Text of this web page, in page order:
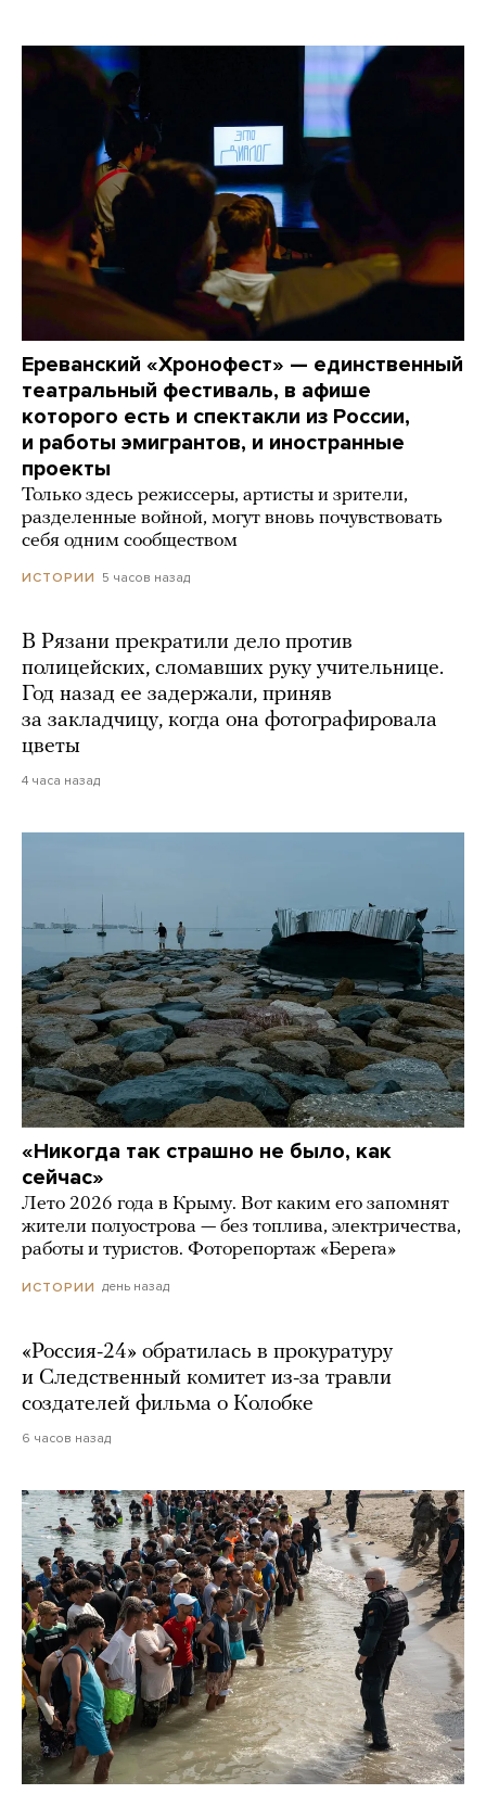
Ереванский «Хронофест» — единственный
театральный фестиваль, в афише
которого есть и спектакли из России,
и работы эмигрантов, и иностранные
проекты
Только здесь режиссеры, артисты и зрители,
разделенные войной, могут вновь почувствовать
себя одним сообществом
ИСТОРИИ 5 часов назад
В Рязани прекратили дело против
полицейских, сломавших руку учительнице.
Год назад ее задержали, приняв
за закладчицу, когда она фотографировала
цветы
4 часа назад
«Никогда так страшно не было, как
сейчас»
Лето 2026 года в Крыму. Вот каким его запомнят
жители полуострова — без топлива, электричества,
работы и туристов. Фоторепортаж «Берега»
ИСТОРИИ день назад
«Россия-24» обратилась в прокуратуру
и Следственный комитет из-за травли
создателей фильма о Колобке
6 часов назад